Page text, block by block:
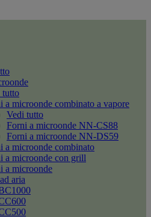
tutto
a microonde combinato a vapore
Vedi tutto
Forni a microonde NN-CS88
Forni a microonde NN-DS59
a microonde combinato
a microonde con grill
a microonde
aria